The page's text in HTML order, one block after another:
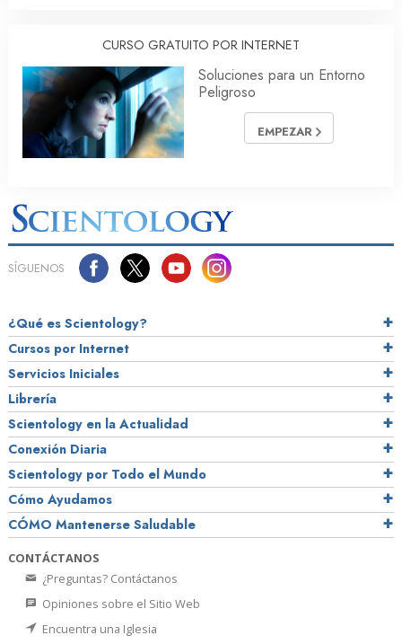
CURSO GRATUITO POR INTERNET
Soluciones para un Entorno
Peligroso
EMPEZAR
SÍGUENOS
¿Qué es Scientology?
Cursos por Internet
Servicios Iniciales
Librería
Scientology en la Actualidad
Conexión Diaria
Scientology por Todo el Mundo
Cómo Ayudamos
CÓMO Mantenerse Saludable
CONTÁCTANOS
¿Preguntas? Contáctanos
Opiniones sobre el Sitio Web
Encuentra una Iglesia